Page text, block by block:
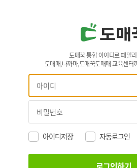
도매꾹 통합 아이디로 패밀
도매매,나까마,도매꾹도매매 교육센터
아이디저장 자동로그인